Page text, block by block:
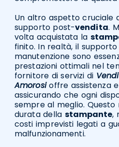
Un altro aspetto cruciale
supporto post-vendita.
volta acquistata la
finito. In realtà, il
manutenzione sono
prestazioni ottimali nel
fornitore di servizi di
Amorosioffre assistenza
assicurando che ogni
sempre al meglio.
durata della stampante,
costi imprevisti legati a
malfunzionamenti.